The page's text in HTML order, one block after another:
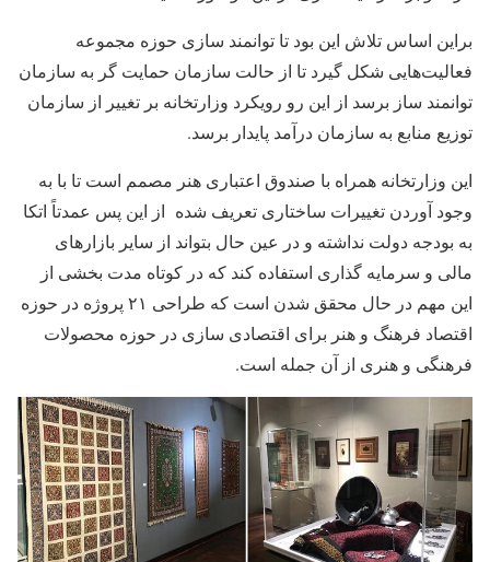
براین اساس تلاش این بود تا توانمند سازی حوزه مجموعه
فعالیت‌هایی شکل گیرد تا از حالت سازمان حمایت گر به سازمان
توانمند ساز برسد از این رو رویکرد وزارتخانه بر تغییر از سازمان
توزیع منابع به سازمان درآمد پایدار برسد.
این وزارتخانه همراه با صندوق اعتباری هنر مصمم است تا با به
وجود آوردن تغییرات ساختاری تعریف شده از این پس عمدتاً اتکا
به بودجه دولت نداشته و در عین حال بتواند از سایر بازارهای
مالی و سرمایه گذاری استفاده کند که در کوتاه مدت بخشی از
این مهم در حال محقق شدن است که طراحی ۲۱ پروژه در حوزه
اقتصاد فرهنگ و هنر برای اقتصادی سازی در حوزه محصولات
فرهنگی و هنری از آن جمله است.